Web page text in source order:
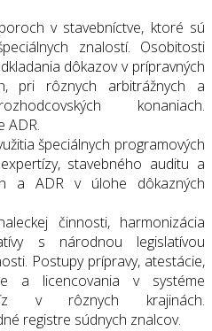
v stavebníctve, ktoré sú
znalostí. Osobitosti
dôkazov v prípravných
pri rôznych arbitrážnych a
konaniach.
ADR.
špeciálnych programových
stavebného auditu a
a ADR v úlohe dôkazných
činnosti, harmonizácia
s národnou legislatívou
Postupy prípravy, atestácie,
a licencovania v systéme
v rôznych krajinách.
registre súdnych znalcov.